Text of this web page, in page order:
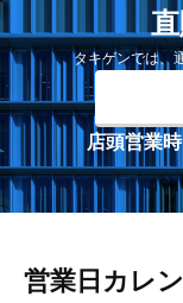
タキゲンでは、
店頭営業
営業⽇カレ